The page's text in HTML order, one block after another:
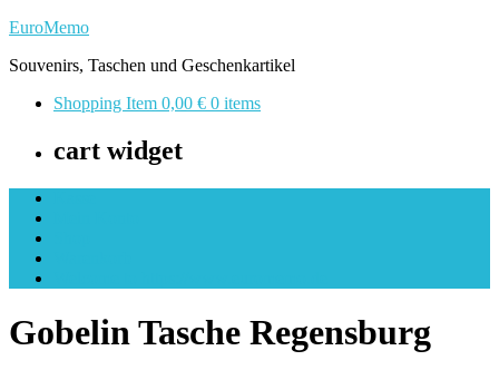
Skip
content
EuroMemo
Souvenirs, Taschen und Geschenkartikel
Shopping Item 0,00 € 0 items
cart widget
Gobelin Tasche Regensburg